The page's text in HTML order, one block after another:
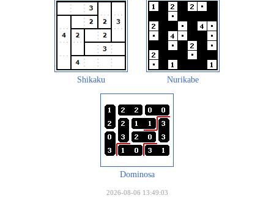
Shikaku Nurikabe
Dominosa
2026-08-06 13:49:03